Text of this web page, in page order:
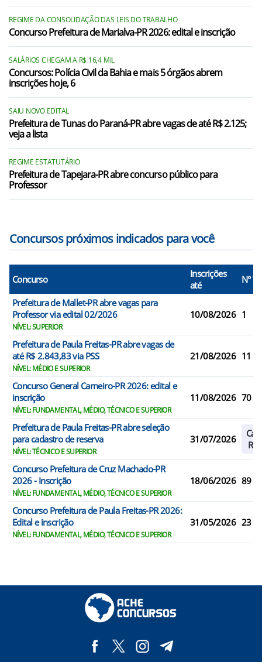
Porto União/SC
REGIME DA CONSOLIDAÇÃO DAS LEIS DO TRABALHO
Concurso Prefeitura de Marialva-PR 2026: edital e inscrição
SALÁRIOS CHEGAM A R$ 16,4 MIL
Concursos: Polícia Civil da Bahia e mais 5 órgãos abrem
inscrições hoje, 6
SAIU NOVO EDITAL
Prefeitura de Tunas do Paraná-PR abre vagas de até R$ 2.125;
veja a lista
REGIME ESTATUTÁRIO
Prefeitura de Tapejara-PR abre concurso público para
Professor
Concursos próximos indicados para você
Concurso
Inscrições
até
N°
Prefeitura de Mallet-PR abre vagas para
Professor via edital 02/2026
NÍVEL: SUPERIOR
10/08/2026 1
Prefeitura de Paula Freitas-PR abre vagas de
até R$ 2.843,83 via PSS
NÍVEL: MÉDIO E SUPERIOR
21/08/2026 11
Concurso General Carneiro-PR 2026: edital e
inscrição
NÍVEL: FUNDAMENTAL, MÉDIO, TÉCNICO E SUPERIOR
11/08/2026 70
Prefeitura de Paula Freitas-PR abre seleção
para cadastro de reserva
NÍVEL: TÉCNICO E SUPERIOR
31/07/2026
Concurso Prefeitura de Cruz Machado-PR
2026 - Inscrição
NÍVEL: FUNDAMENTAL, MÉDIO, TÉCNICO E SUPERIOR
18/06/2026 89
Concurso Prefeitura de Paula Freitas-PR 2026:
Edital e inscrição
NÍVEL: FUNDAMENTAL, MÉDIO, TÉCNICO E SUPERIOR
31/05/2026 23